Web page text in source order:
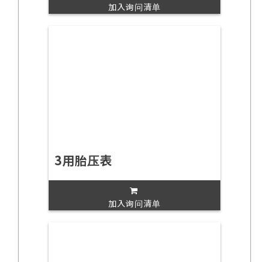
加入询问清单
3用胎压表
加入询问清单